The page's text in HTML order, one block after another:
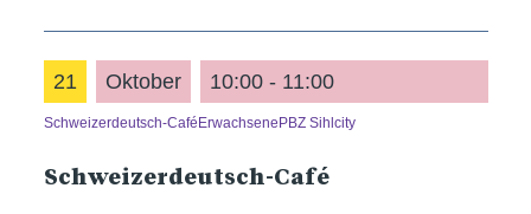
21 Oktober 10:00 - 11:00
Schweizerdeutsch-Café Erwachsene PBZ Sihlcity
Schweizerdeutsch-Café